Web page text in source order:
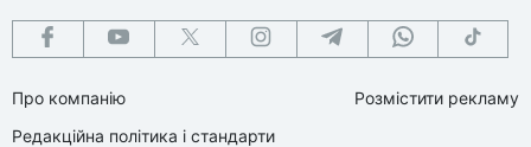
Про компанію
Редакційна політика і стандарти
Розмістити рекламу